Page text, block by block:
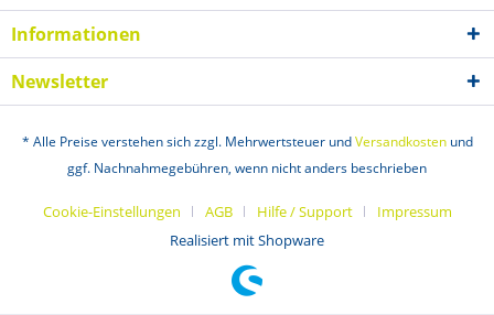
Informationen
Newsletter
* Alle Preise verstehen sich zzgl. Mehrwertsteuer undVersandkostenund
ggf. Nachnahmegebühren, wenn nicht anders beschrieben
Cookie-Einstellungen AGB Hilfe / Support
Impressum
Realisiert mit Shopware